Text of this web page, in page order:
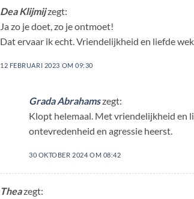
Dea Klijmijzegt:
Ja zo je doet, zo je ontmoet!
Dat ervaar ik echt. Vriendelijkheid en liefde
12 FEBRUARI 2023 OM 09:30
Grada Abrahamszegt:
Klopt helemaal. Met vriendelijkheid en
ontevredenheid en agressie heerst.
30 OKTOBER 2024 OM 08:42
Theazegt: